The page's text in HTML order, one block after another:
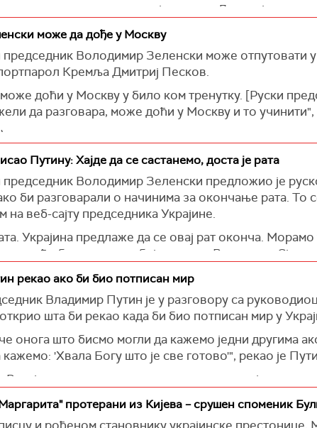
суштински одговор на овај предлог. Дошло је време
нагласио је Сибига.
може да дође у Москву
председник Володимир Зеленски може отпутовати
портпарол Кремља Дмитриј Песков.
доћи у Москву у било ком тренутку. [Руски
да разговара, може доћи у Москву и то учинити",
Путину: Хајде да се састанемо, доста је рата
председник Володимир Зеленски предложио је
би разговарали о начинима за окончање рата.
на веб-сајту председника Украјине.
Украјина предлаже да се овај рат оконча.
да неће бити новог избијања рата. Видимо да
је једноставно чекати да се њихова пажња окрене
између нас и вас. Нудим вам састанак“,
би се такав састанак могао одржати у трећим
преговоре, посебно у Швајцарској, Турској или
не разматра могућност одржавања разговора у
такође изјавио спремност Украјине за потпуни
примирјем могу да обезбеде међународни
подацима, председник је приметио да
Белорусију у рат, а такође "игра игру с
рекао ако би био потписан мир
Владимир Путин је у разговору са
шта би рекао када би био потписан мир у
онога што бисмо могли да кажемо једни другима
'Хвала Богу што је све готово'", рекао је
Русија у потпуности контролише територију
одсто територије самопроглашене Доњецке
контролише мање од 15 одсто ДНР.
протерани из Кијева – срушен споменик